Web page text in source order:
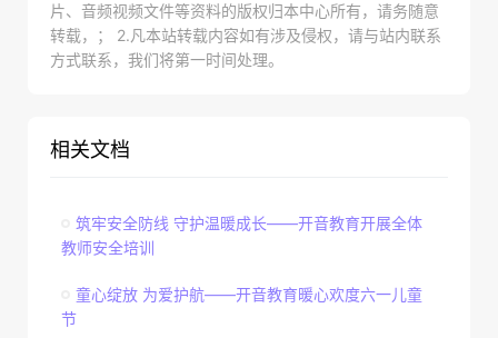
片、音频视频文件等资料的版权归本中心所有，请务随意
转载，； 2.凡本站转载内容如有涉及侵权，请与站内联系
方式联系，我们将第一时间处理。
相关文档
筑牢安全防线 守护温暖成长——开音教育开展全体
教师安全培训
童心绽放 为爱护航——开音教育暖心欢度六一儿童
节